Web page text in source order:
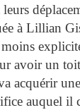
à Lillian
avoir un
acquérir
auquel il